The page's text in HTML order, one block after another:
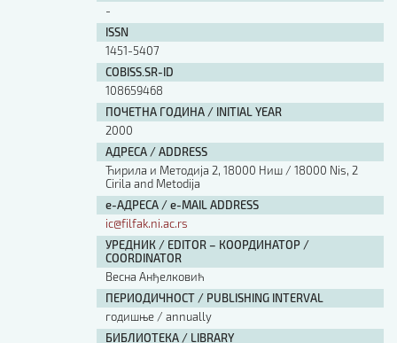
-
ISSN
1451-5407
COBISS.SR-ID
108659468
ПОЧЕТНА ГОДИНА / INITIAL YEAR
2000
АДРЕСА / ADDRESS
Ћирила и Методија 2, 18000 Ниш / 18000 Nis, 2
Cirila and Metodija
е-АДРЕСА / e-MAIL ADDRESS
ic@filfak.ni.ac.rs
УРЕДНИК / EDITOR – КООРДИНАТОР /
COORDINATOR
Весна Анђелковић
ПЕРИОДИЧНОСТ / PUBLISHING INTERVAL
годишње / annually
БИБЛИОТЕКА / LIBRARY